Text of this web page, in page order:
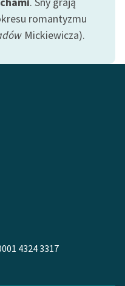
romantyzmu
Mickiewicza).
4324 3317